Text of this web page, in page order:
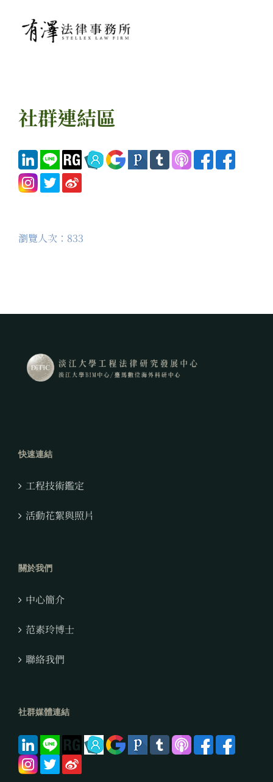
社群連結區
瀏覽人次：833
快速連結
工程技術鑑定
活動花絮與照片
關於我們
中心簡介
范素玲博士
聯絡我們
社群媒體連結